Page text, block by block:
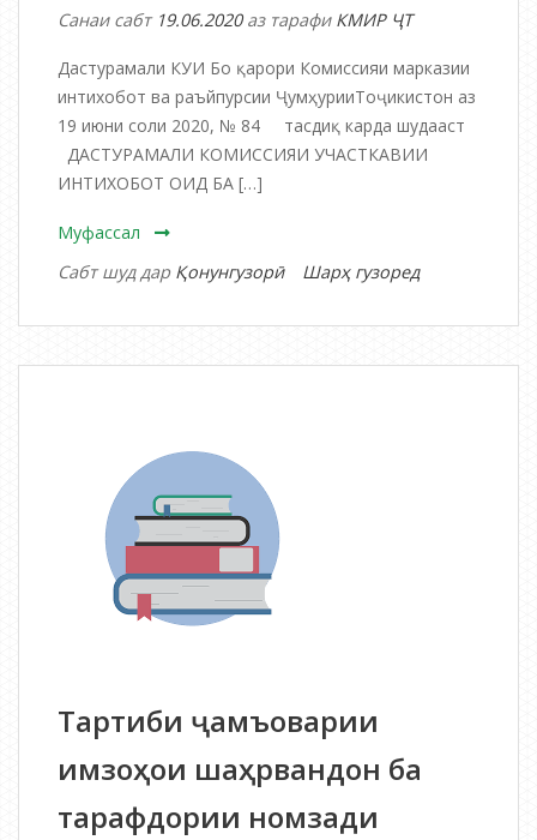
Санаи сабт 19.06.2020аз тарафи КМИР ҶТ
Дастурамали КУИ Бо қарори Комиссияи марказии
интихобот ва раъйпурсии ҶумҳурииТоҷикистон аз
19 июни соли 2020, № 84 тасдиқ карда шудааст
ДАСТУРАМАЛИ КОМИССИЯИ УЧАСТКАВИИ
ИНТИХОБОТ ОИД БА […]
Муфассал
Сабт шуд дар Қонунгузорӣ Шарҳ гузореддар
КОМИССИЯИ
УЧАСТКАВИИ
Тартиби ҷамъоварии
имзоҳои шаҳрвандон ба
тарафдории номзади